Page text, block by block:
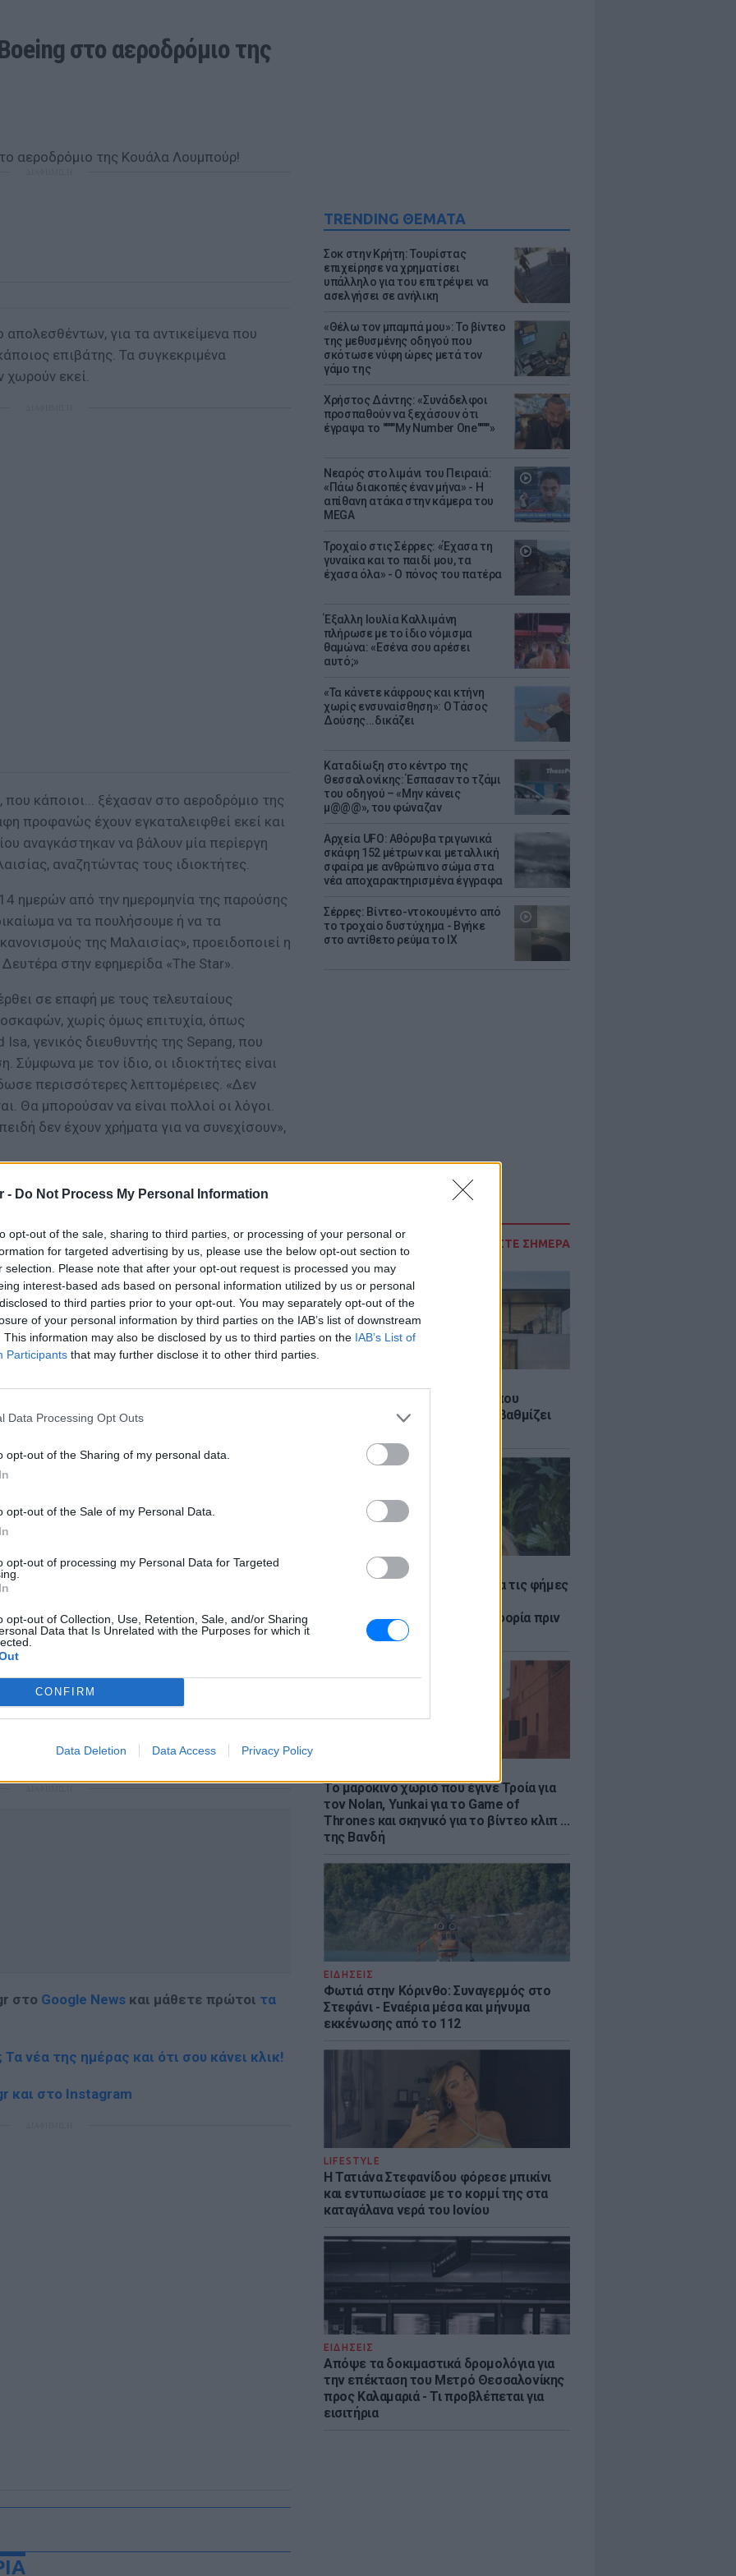
- Do Not Process My Personal Information
opt-out of the sale, sharing to third parties, or processing of your personal or
for targeted advertising by us, please use the below opt-out section to
selection. Please note that after your opt-out request is processed you may
interest-based ads based on personal information utilized by us or personal
to third parties prior to your opt-out. You may separately opt-out of the
of your personal information by third parties on the IAB’s list of downstream
This information may also be disclosed by us to third parties on the IAB’s List of
Participants that may further disclose it to other third parties.
Data Processing Opt Outs
opt-out of the Sharing of my personal data.
opt-out of the Sale of my Personal Data.
opt-out of processing my Personal Data for Targeted
opt-out of Collection, Use, Retention, Sale, and/or Sharing
Data that Is Unrelated with the Purposes for which it
CONFIRM
Data Deletion Data Access Privacy Policy
TRENDING ΘΕΜΑΤΑ
Σοκ στην Κρήτη: Τουρίστας
επιχείρησε να χρηματίσει
υπάλληλο για του επιτρέψει να
ασελγήσει σε ανήλικη
«Θέλω τον μπαμπά μου»: Το βίντεο
της μεθυσμένης οδηγού που
σκότωσε νύφη ώρες μετά τον
γάμο της
Χρήστος Δάντης: «Συνάδελφοι
προσπαθούν να ξεχάσουν ότι
έγραψα το """"My Number One""""»
Νεαρός στο λιμάνι του Πειραιά:
«Πάω διακοπές έναν μήνα» - Η
απίθανη ατάκα στην κάμερα του
MEGA
Τροχαίο στις Σέρρες: «Έχασα τη
γυναίκα και το παιδί μου, τα
έχασα όλα» - Ο πόνος του πατέρα
Έξαλλη Ιουλία Καλλιμάνη
πλήρωσε με το ίδιο νόμισμα
θαμώνα: «Εσένα σου αρέσει
αυτό;»
«Τα κάνετε κάφρους και κτήνη
χωρίς ενσυναίσθηση»: Ο Τάσος
Δούσης...δικάζει
Καταδίωξη στο κέντρο της
Θεσσαλονίκης: Έσπασαν το τζάμι
του οδηγού – «Μην κάνεις
μ@@@», του φώναζαν
Αρχεία UFO: Αθόρυβα τριγωνικά
σκάφη 152 μέτρων και μεταλλική
σφαίρα με ανθρώπινο σώμα στα
νέα αποχαρακτηρισμένα έγγραφα
Σέρρες: Βίντεο-ντοκουμέντο από
το τροχαίο δυστύχημα - Βγήκε
στο αντίθετο ρεύμα το ΙΧ
ΔΙΑΒΑΣΤΕ ΣΗΜΕΡΑ
Θερμοπλαστική: Καινοτομία που
εξοικονομεί ενέργεια και αναβαθμίζει
LIFESTYLE
Η Ελένη Βουλγαράκη ξεσπά για τις φήμες
«Διασταυρώστε καμία πληροφορία πριν
εκτοξεύσετε τη βλακεία σας»
Το μαροκινό χωριό που έγινε Τροία για
τον Nolan, Yunkai για το Game of
Thrones και σκηνικό για το βίντεο κλιπ ...
της Βανδή
ΕΙΔΗΣΕΙΣ
Φωτιά στην Κόρινθο: Συναγερμός στο
Στεφάνι - Εναέρια μέσα και μήνυμα
εκκένωσης από το 112
LIFESTYLE
Η Τατιάνα Στεφανίδου φόρεσε μπικίνι
και εντυπωσίασε με το κορμί της στα
καταγάλανα νερά του Ιονίου
ΕΙΔΗΣΕΙΣ
Απόψε τα δοκιμαστικά δρομολόγια για
την επέκταση του Μετρό Θεσσαλονίκης
προς Καλαμαριά - Τι προβλέπεται για
εισιτήρια
στο αεροδρόμιο της
απολεσθέντων, για τα αντικείμενα που
επιβάτης. Τα συγκεκριμένα
χωρούν εκεί.
που κάποιοι... ξέχασαν στο αεροδρόμιο της
προφανώς έχουν εγκαταλειφθεί εκεί και
αναγκάστηκαν να βάλουν μία περίεργη
αναζητώντας τους ιδιοκτήτες.
ημερών από την ημερομηνία της παρούσης
να τα πουλήσουμε ή να τα
της Μαλαισίας», προειδοποιεί η
στην εφημερίδα «The Star».
σε επαφή με τους τελευταίους
χωρίς όμως επιτυχία, όπως
γενικός διευθυντής της Sepang, που
Σύμφωνα με τον ίδιο, οι ιδιοκτήτες είναι
περισσότερες λεπτομέρειες. «Δεν
Θα μπορούσαν να είναι πολλοί οι λόγοι.
δεν έχουν χρήματα για να συνεχίσουν»,
ξεφορτωθεί τα Boeing, αλλά και να
τις χρεώσεις προσγείωσης,
δεν συμβεί ως τις 21 Δεκεμβρίου, τότε
δημοπρασία ολόκληρα ή θα διαλυθούν και
επιβατικά αεροσκάφη και ένα εμπορικό,
Λουμπούρ έχει αντιμετωπίσει ξανά
δεκαετία έχουν εγκαταλειφθεί εκεί
μικρά.
στο Google News και μάθετε πρώτοι τα
νέα της ημέρας και ότι σου κάνει κλικ!
και στο Instagram